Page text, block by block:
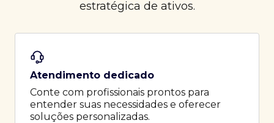
estratégica de ativos.
Atendimento dedicado
Conte com profissionais prontos para
entender suas necessidades e oferecer
soluções personalizadas.